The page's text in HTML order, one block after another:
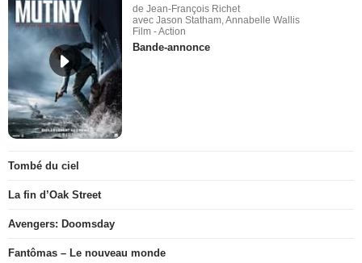
de Jean-François Richet
avec Jason Statham, Annabelle Wallis
Film - Action
Bande-annonce
Tombé du ciel
La fin d’Oak Street
Avengers: Doomsday
Fantômas – Le nouveau monde